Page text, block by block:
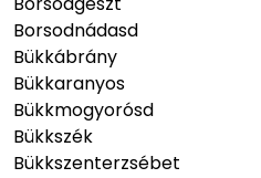
Borsodnádasd
Bükkábrány
Bükkaranyos
Bükkmogyorósd
Bükkszék
Bükkszenterzsébet